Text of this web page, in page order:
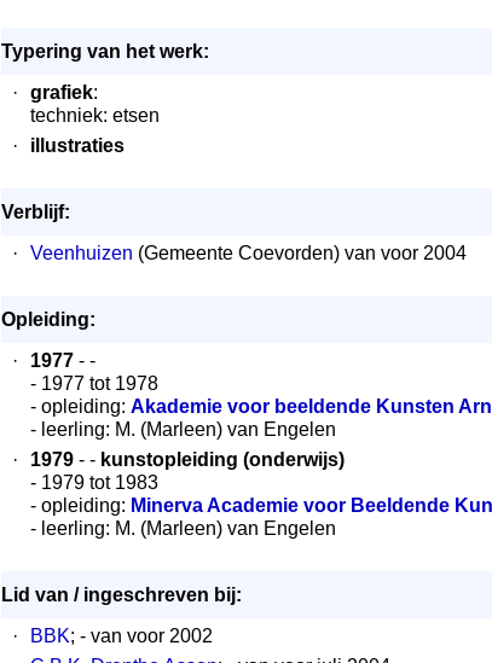
Typering van het werk:
·
grafiek:
techniek: etsen
·
illustraties
Verblijf:
·
Veenhuizen (Gemeente Coevorden) van voor 2004
Opleiding:
·
1977 - -
- 1977 tot 1978
- opleiding: Akademie voor beeldende Kunsten
- leerling: M. (Marleen) van Engelen
·
1979 - - kunstopleiding (onderwijs)
- 1979 tot 1983
- opleiding: Minerva Academie voor Beeldende
- leerling: M. (Marleen) van Engelen
Lid van / ingeschreven bij:
·
BBK; - van voor 2002